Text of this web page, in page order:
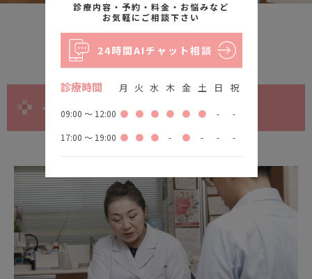
診療内容・予約・料金・お悩みなど
お気軽にご相談下さい
24時間AIチャット相談
診療時間 月 火 水 木 金 土 日 祝
09:00 ～ 12:00 ● ● ● ● ● ● -
-
17:00 ～ 19:00 ● ● ● - ● - - -
一般内科について